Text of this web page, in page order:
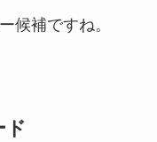
候補ですね。
ド